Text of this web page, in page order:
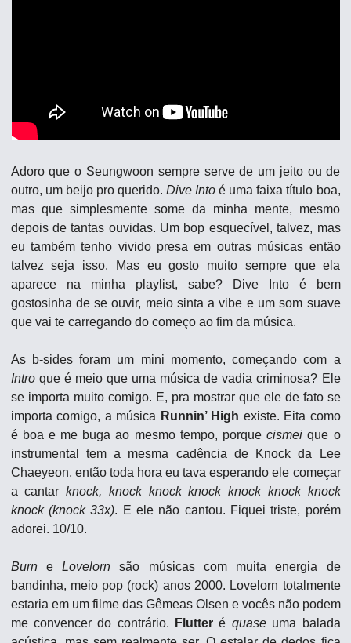
Adoro que o Seungwoon sempre serve de um jeito ou de
outro, um beijo pro querido. Dive Into é uma faixa título boa,
mas que simplesmente some da minha mente, mesmo
depois de tantas ouvidas. Um bop esquecível, talvez, mas
eu também tenho vivido presa em outras músicas então
talvez seja isso. Mas eu gosto muito sempre que ela
aparece na minha playlist, sabe? Dive Into é bem
gostosinha de se ouvir, meio sinta a vibe e um som suave
que vai te carregando do começo ao fim da música.
Intro que é meio que uma música de vadia criminosa? Ele
se importa muito comigo. E, pra mostrar que ele de fato se
importa comigo, a música Runnin’ High existe. Eita como
é boa e me buga ao mesmo tempo, porque cismei que o
instrumental tem a mesma cadência de Knock da Lee
Chaeyeon, então toda hora eu tava esperando ele começar
a cantar knock, knock knock knock knock knock knock
knock (knock 33x). E ele não cantou. Fiquei triste, porém
adorei. 10/10.
Burn e Lovelorn são músicas com muita energia de
bandinha, meio pop (rock) anos 2000. Lovelorn totalmente
estaria em um filme das Gêmeas Olsen e vocês não podem
me convencer do contrário.
Flutter é quase uma balada